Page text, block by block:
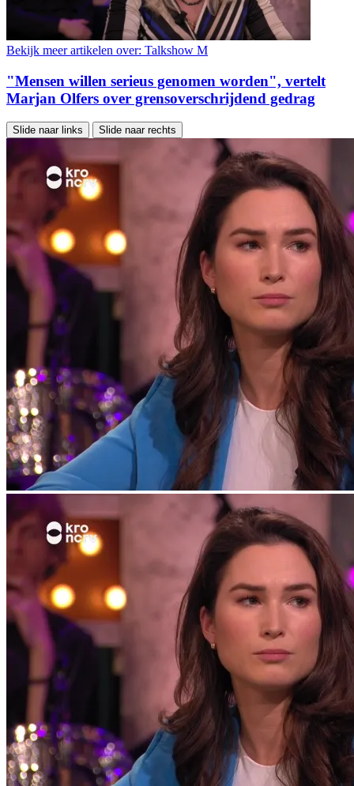
Bekijk meer artikelen over: Talkshow M
"Mensen willen serieus genomen worden", vertelt
Marjan Olfers over grensoverschrijdend gedrag
Slide naar links Slide naar rechts